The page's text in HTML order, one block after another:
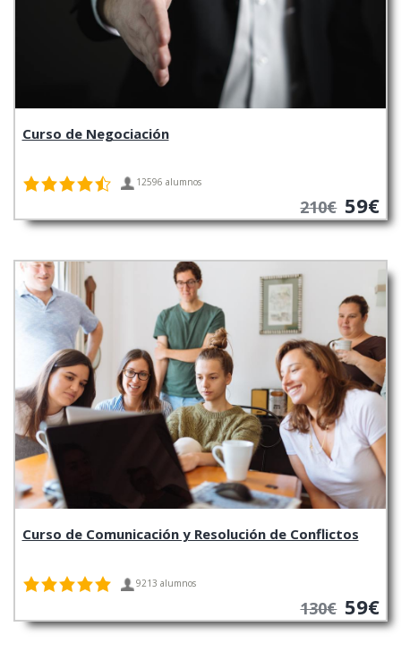
Curso de Negociación
12596 alumnos
210€ 59€
Curso de Comunicación y Resolución de Conflictos
9213 alumnos
130€ 59€